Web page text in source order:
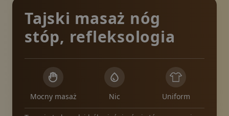
Tajski masaż nóg
stóp, refleksologia
Mocny masaż Nic Uniform